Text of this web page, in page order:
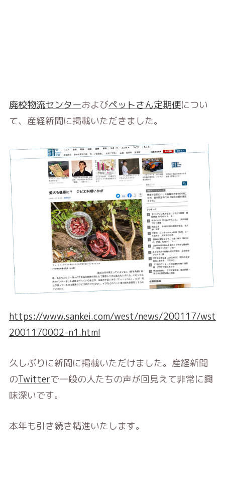
廃校物流センターおよびペットさん定期便につい
て、産経新聞に掲載いただきました。
https://www.sankei.com/west/news/200117/wst
2001170002-n1.html
久しぶりに新聞に掲載いただけました。産経新聞
のTwitterで一般の人たちの声が回見えて非常に興
味深いです。
本年も引き続き精進いたします。